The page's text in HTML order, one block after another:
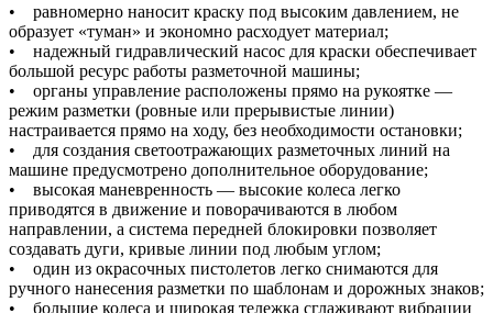
• равномерно наносит краску под высоким давлением, не
образует «туман» и экономно расходует материал;
• надежный гидравлический насос для краски обеспечивает
большой ресурс работы разметочной машины;
• органы управление расположены прямо на рукоятке —
режим разметки (ровные или прерывистые линии)
настраивается прямо на ходу, без необходимости остановки;
• для создания светоотражающих разметочных линий на
машине предусмотрено дополнительное оборудование;
• высокая маневренность — высокие колеса легко
приводятся в движение и поворачиваются в любом
направлении, а система передней блокировки позволяет
создавать дуги, кривые линии под любым углом;
• один из окрасочных пистолетов легко снимаются для
ручного нанесения разметки по шаблонам и дорожных знаков;
• большие колеса и широкая тележка сглаживают вибрации